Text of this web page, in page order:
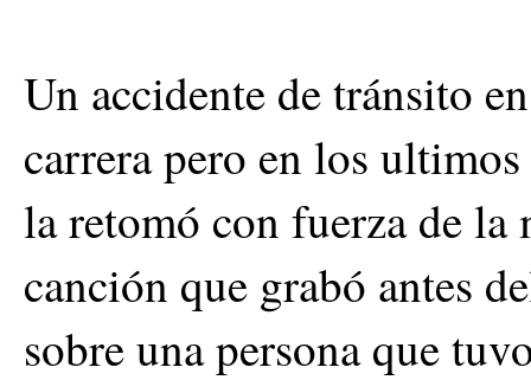
Un accidente de tránsito
carrera pero en los
la retomó con fuerza de la
canción que grabó antes
sobre una persona que